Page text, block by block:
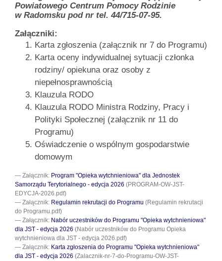
Powiatowego Centrum Pomocy Rodzinie
w Radomsku pod nr tel. 44/715-07-95.
Załączniki:
Karta zgłoszenia (załącznik nr 7 do Programu)
Karta oceny indywidualnej sytuacji członka
rodziny/ opiekuna oraz osoby z
niepełnosprawnością
Klauzula RODO
Klauzula RODO Ministra Rodziny, Pracy i
Polityki Społecznej (załącznik nr 11 do
Programu)
Oświadczenie o wspólnym gospodarstwie
domowym
Załącznik: Program "Opieka wytchnieniowa" dla Jednostek
Samorządu Terytorialnego - edycja 2026 (PROGRAM-OW-JST-
EDYCJA-2026.pdf)
Załącznik: Regulamin rekrutacji do Programu (Regulamin rekrutacji
do Programu.pdf)
Załącznik: Nabór uczestników do Programu "Opieka wytchnieniowa"
dla JST - edycja 2026 (Nabór uczestników do Programu Opieka
wytchnieniowa dla JST - edycja 2026.pdf)
Załącznik: Karta zgłoszenia do Programu "Opieka wytchnieniowa"
dla JST - edycja 2026 (Zalacznik-nr-7-do-Programu-OW-JST-